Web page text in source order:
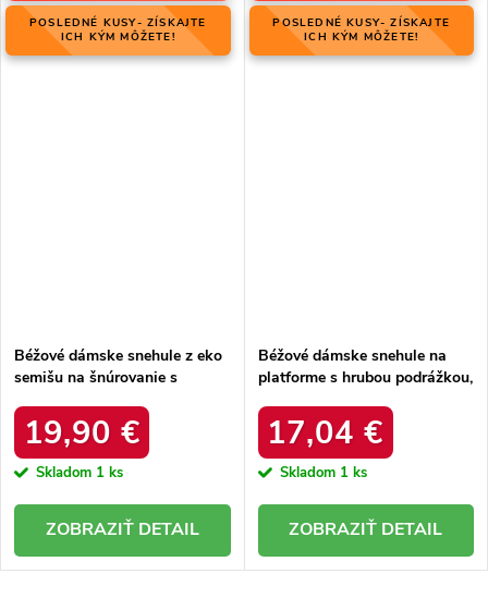
POSLEDNÉ KUSY- ZÍSKAJTE
ICH KÝM MÔŽETE!
Béžové dámske snehule z eko
semišu na šnúrovanie s
produktu C3016 BEIGE
19,90 €
Skladom 1 ks
DETAIL
POSLEDNÉ KUSY- ZÍSKAJTE
ICH KÝM MÔŽETE!
Béžové dámske snehule na
platforme s hrubou podrážkou,
925 KHAKI
17,04 €
Skladom 1 ks
DETAIL